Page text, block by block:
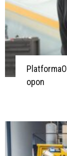
opon